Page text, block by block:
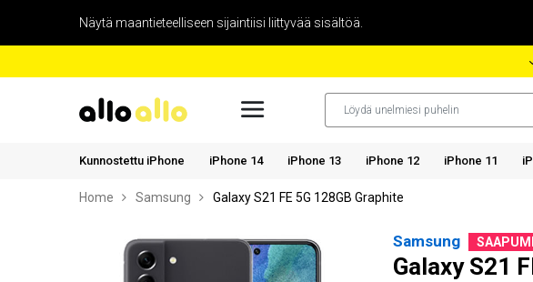
Näytä maantieteelliseen sijaintiisi liittyvää sisältöä.
Kunnostettu iPhone iPhone 14 iPhone 13 iPhone 12 iPhone 11
Home Samsung Galaxy S21 FE 5G 128GB Graphite
Samsung
Galaxy S21